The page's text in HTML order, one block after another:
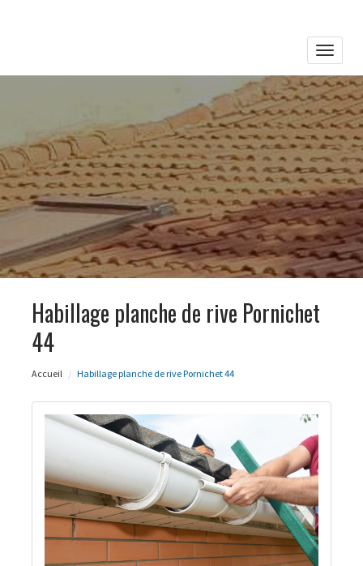
Toggle
Habillage planche de rive Pornichet
44
Accueil Habillage planche de rive Pornichet 44